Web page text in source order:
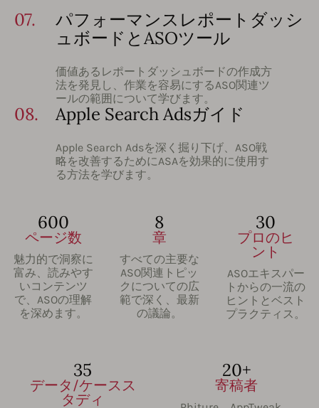
07.
パフォーマンスレポートダッシ
ュボードとASOツール
価値あるレポートダッシュボードの作成方
法を発見し、作業を容易にするASO関連ツ
ールの範囲について学びます。
08. Apple Search Adsガイド
Apple Search Adsを深く掘り下げ、ASO戦
略を改善するためにASAを効果的に使用す
る方法を学びます。
600
ページ数
魅力的で洞察に
富み、読みやす
いコンテンツ
で、ASOの理解
を深めます。
8
章
すべての主要な
ASO関連トピッ
クについての広
範で深く、最新
の議論。
30
プロのヒ
ント
ASOエキスパー
トからの一流の
ヒントとベスト
プラクティス。
35
データ/ケースス
タディ
20+
寄稿者